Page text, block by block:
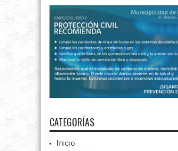
CATEGORÍAS
Inicio